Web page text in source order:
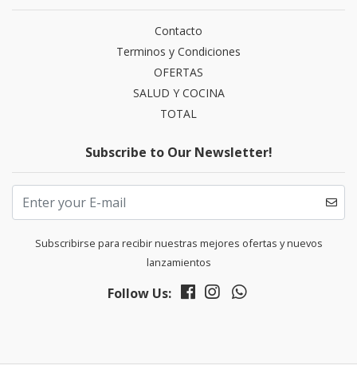
Contacto
Terminos y Condiciones
OFERTAS
SALUD Y COCINA
TOTAL
Subscribe to Our Newsletter!
Subscribirse para recibir nuestras mejores ofertas y nuevos
lanzamientos
Follow Us: